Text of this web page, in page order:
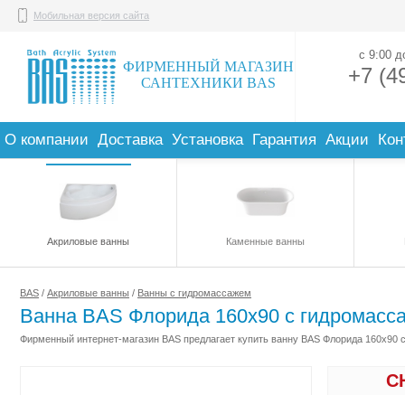
ФИРМЕННЫЙ МАГАЗИН
САНТЕХНИКИ BAS
Мобильная версия сайта
+7
с 9:00
О компании Доставка Установка Гарантия Акции
Акриловые ванны Каменные ванны
BAS / Акриловые ванны / Ванны с гидромассажем
Ванна BAS Флорида 160x90 с
Фирменный интернет-магазин BAS предлагает купить ванну BAS Флорида